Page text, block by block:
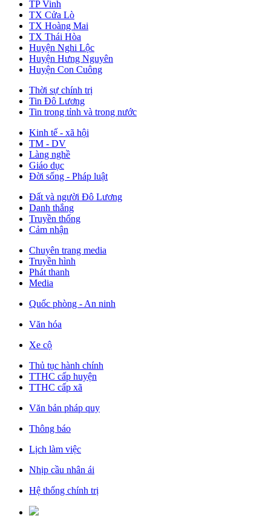
TP Vinh
TX Cửa Lò
TX Hoàng Mai
TX Thái Hòa
Huyện Nghi Lộc
Huyện Hưng Nguyên
Huyện Con Cuông
Thời sự chính trị
Tin Đô Lương
Tin trong tỉnh và trong nước
Kinh tế - xã hội
TM - DV
Làng nghề
Giáo dục
Đời sống - Pháp luật
Đất và người Đô Lương
Danh thắng
Truyền thống
Cảm nhận
Chuyên trang media
Truyền hình
Phát thanh
Media
Quốc phòng - An ninh
Văn hóa
Xe cộ
Thủ tục hành chính
TTHC cấp huyện
TTHC cấp xã
Văn bản pháp quy
Thông báo
Lịch làm việc
Nhịp cầu nhân ái
Hệ thống chính trị